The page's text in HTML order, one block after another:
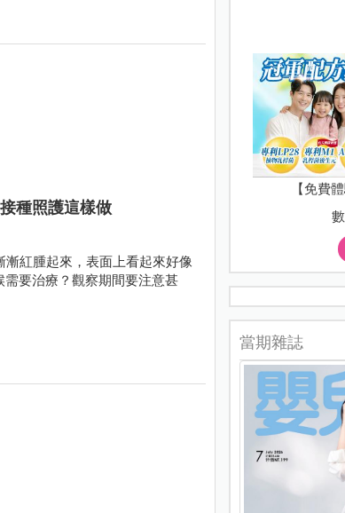
種照護這樣做
紅腫起來，表面上看起來好像
要治療？觀察期間要注意甚
【免費
當期雜誌